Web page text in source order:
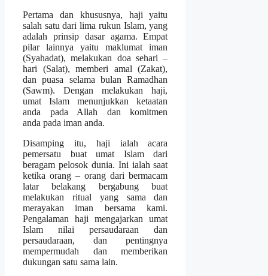
Pertama dan khususnya, haji yaitu
salah satu dari lima rukun Islam, yang
adalah prinsip dasar agama. Empat
pilar lainnya yaitu maklumat iman
(Syahadat), melakukan doa sehari –
hari (Salat), memberi amal (Zakat),
dan puasa selama bulan Ramadhan
(Sawm). Dengan melakukan haji,
umat Islam menunjukkan ketaatan
anda pada Allah dan komitmen
anda pada iman anda.
Disamping itu, haji ialah acara
pemersatu buat umat Islam dari
beragam pelosok dunia. Ini ialah saat
ketika orang – orang dari bermacam
latar belakang bergabung buat
melakukan ritual yang sama dan
merayakan iman bersama kami.
Pengalaman haji mengajarkan umat
Islam nilai persaudaraan dan
persaudaraan, dan pentingnya
mempermudah dan memberikan
dukungan satu sama lain.